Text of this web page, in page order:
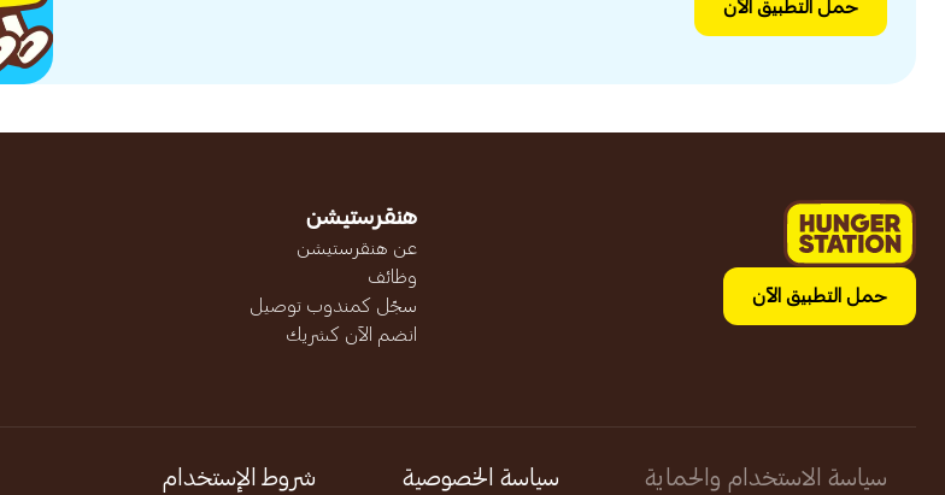
حمل التطبيق الآن
حمل التطبيق الآن
هنقرستيشن
عن هنقرستيشن
وظائف
سجّل كمندوب توصيل
انضم الآن كشريك
سياسة الاستخدام والحماية سياسة الخصوصية شروط الإستخدام